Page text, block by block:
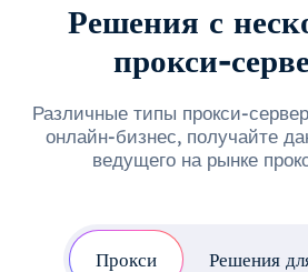
Решения с
прокси-
Различные типы прокси-
онлайн-бизнес, получайте
ведущего на рынке
Прокси Решения